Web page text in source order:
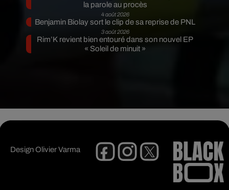
la parole au procès
4 août 2026
Benjamin Biolay sort le clip de sa reprise de PNL
3 août 2026
Rim’K revient bien entouré dans son nouvel EP
« Soleil de minuit »
DesignOlivier Varma